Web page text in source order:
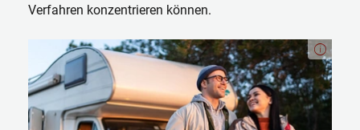
Verfahren konzentrieren können.